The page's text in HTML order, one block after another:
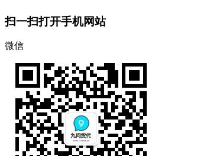
扫一扫打开手机网站
微信